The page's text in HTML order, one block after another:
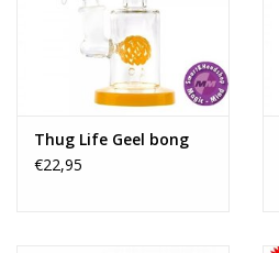
Thug Life Geel bong
€22,95